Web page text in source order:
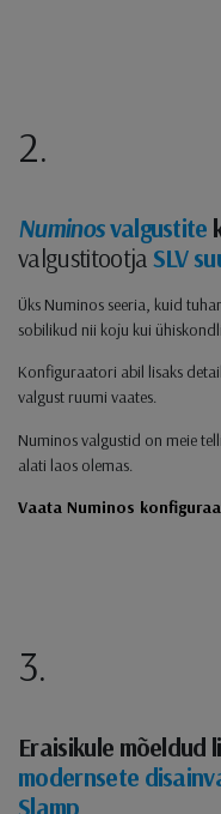
2.
Numinosvalgustite
valgustitootjaSLV
Üks Numinos seeria, kuid
sobilikud nii koju kui
Konfiguraatori abil lisaks
valgust ruumi vaates.
Numinos valgustid on meie
alati laos olemas.
Vaata Numinos
3.
Eraisikule mõeldud
modernsete
Slamp